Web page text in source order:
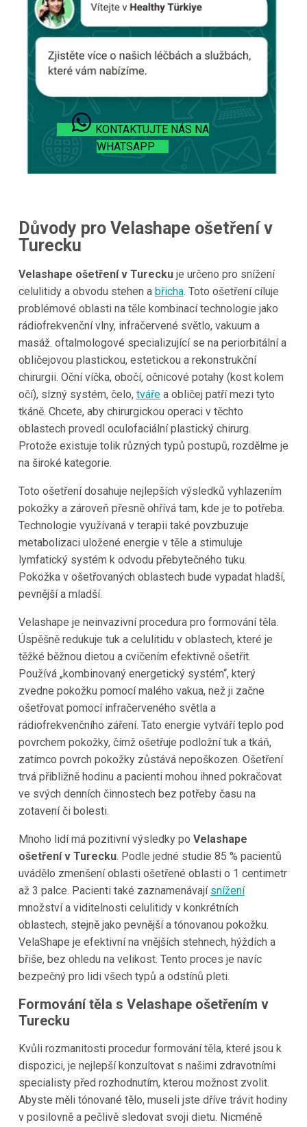
KONTAKTUJTE NÁS NA
WHATSAPP
Důvody pro Velashape ošetření v
Turecku
Velashape ošetření v Tureckuje určeno pro snížení
celulitidy a obvodu stehen a břicha. Toto ošetření cíluje
problémové oblasti na těle kombinací technologie jako
rádiofrekvenční vlny, infračervené světlo, vakuum a
masáž. oftalmologové specializující se na periorbitální a
obličejovou plastickou, estetickou a rekonstrukční
chirurgii. Oční víčka, obočí, očnicové potahy (kost kolem
očí), slzný systém, čelo, tvářea obličej patří mezi tyto
tkáně. Chcete, aby chirurgickou operaci v těchto
oblastech provedl oculofaciální plastický chirurg.
Protože existuje tolik různých typů postupů, rozdělme je
na široké kategorie.
Toto ošetření dosahuje nejlepších výsledků vyhlazením
pokožky a zároveň přesně ohřívá tam, kde je to potřeba.
Technologie využívaná v terapii také povzbuzuje
metabolizaci uložené energie v těle a stimuluje
lymfatický systém k odvodu přebytečného tuku.
Pokožka v ošetřovaných oblastech bude vypadat hladší,
pevnější a mladší.
Velashape je neinvazivní procedura pro formování těla.
Úspěšně redukuje tuk a celulitidu v oblastech, které je
těžké běžnou dietou a cvičením efektivně ošetřit.
Používá „kombinovaný energetický systém“, který
zvedne pokožku pomocí malého vakua, než ji začne
ošetřovat pomocí infračerveného světla a
rádiofrekvenčního záření. Tato energie vytváří teplo pod
povrchem pokožky, čímž ošetřuje podložní tuk a tkáň,
zatímco povrch pokožky zůstává nepoškozen. Ošetření
trvá přibližně hodinu a pacienti mohou ihned pokračovat
ve svých denních činnostech bez potřeby času na
zotavení či bolesti.
Mnoho lidí má pozitivní výsledky po Velashape
ošetření v Turecku. Podle jedné studie 85 % pacientů
uvádělo zmenšení oblasti ošetřené oblasti o 1 centimetr
až 3 palce. Pacienti také zaznamenávají snížení
množství a viditelnosti celulitidy v konkrétních
oblastech, stejně jako pevnější a tónovanou pokožku.
VelaShape je efektivní na vnějších stehnech, hýždích a
břiše, bez ohledu na velikost. Tento proces je navíc
bezpečný pro lidi všech typů a odstínů pleti.
Formování těla s Velashape ošetřením v
Turecku
Kvůli rozmanitosti procedur formování těla, které jsou k
dispozici, je nejlepší konzultovat s našimi zdravotními
specialisty před rozhodnutím, kterou možnost zvolit.
Abyste měli tónované tělo, museli jste dříve trávit hodiny
v posilovně a pečlivě sledovat svoji dietu. Nicméně